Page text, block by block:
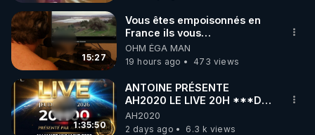
15:27
Vous êtes empoisonnés en
France ils vous
empoisonnent tranquille
OHM ÉGA MAN
19 hours ago
473 views
1:35:50
ANTOINE PRÉSENTE
AH2020 LE LIVE 20H ***DU
06/08/2026***
AH2020
2 days ago
6.3 k views